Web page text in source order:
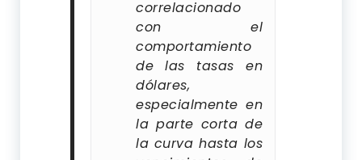
correlacionado
con el
comportamiento
de las tasas en
dólares,
especialmente en
la parte corta de
la curva hasta los